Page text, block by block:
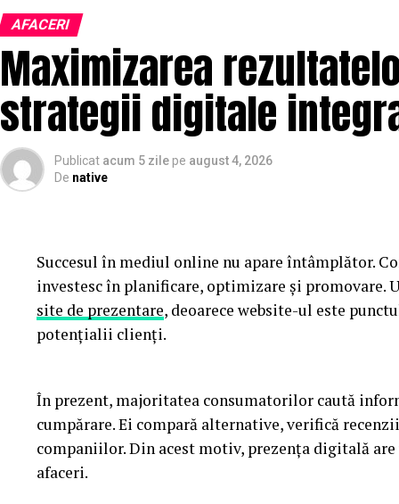
AFACERI
Maximizarea
strategii digitale
Publicat acum 5 zile pe august 4, 2026
De native
Succesul în mediul online nu apare întâmplător.
investesc în planificare, optimizare și
site de prezentare, deoarece website-ul este
potențialii clienți.
În prezent, majoritatea consumatorilor caută
cumpărare. Ei compară alternative, verifică
companiilor. Din acest motiv, prezența digitală
afaceri.